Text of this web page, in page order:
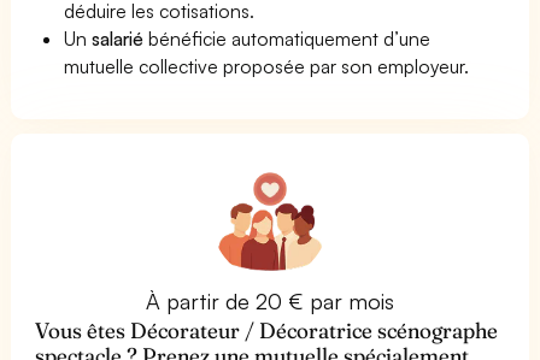
déduire les cotisations.
Unsalarié bénéficie automatiquement d’une
mutuelle collective proposée par son employeur.
À partir de 20 € par mois
Vous êtes Décorateur / Décoratrice scénographe